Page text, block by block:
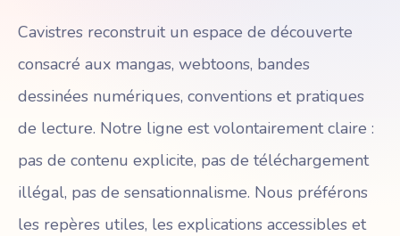
Cavistres reconstruit un espace de découverte
consacré aux mangas, webtoons, bandes
dessinées numériques, conventions et pratiques
de lecture. Notre ligne est volontairement claire :
pas de contenu explicite, pas de téléchargement
illégal, pas de sensationnalisme. Nous préférons
les repères utiles, les explications accessibles et